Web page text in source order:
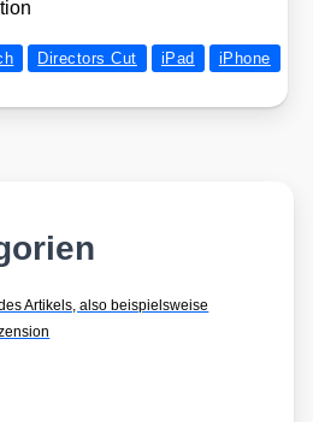
Directors Cut iPad
iPhone
Artikels, also beispielsweise